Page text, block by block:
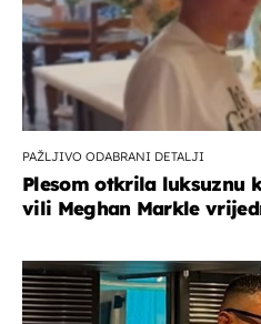
PAŽLJIVO ODABRANI DETALJI
Plesom otkrila luksuznu
vili Meghan Markle